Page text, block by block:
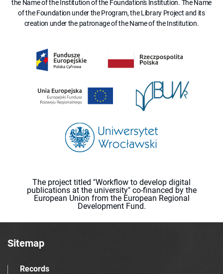
the Name of the Institution of the Foundation's Institution. The Name
of the Foundation under the Program, the Library Project and its
creation under the patronage of the Name of the Institution.
The project titled "Workflow to develop digital
publications at the university" co-financed by the
European Union from the European Regional
Development Fund.
Sitemap
Records